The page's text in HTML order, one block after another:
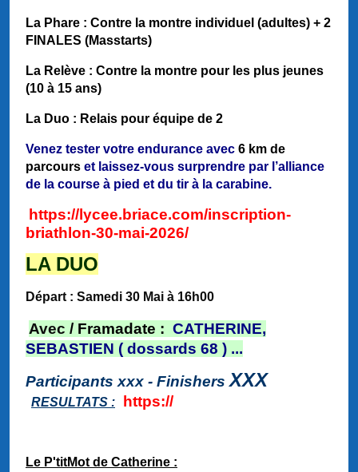
La Phare : Contre la montre individuel (adultes) + 2
FINALES (Masstarts)
La Relève : Contre la montre pour les plus jeunes
(10 à 15 ans)
La Duo : Relais pour équipe de 2
Venez tester votre endurance avec 6 km de
parcours et laissez-vous surprendre par l’alliance
de la course à pied et du tir à la carabine.
https://lycee.briace.com/inscription-
briathlon-30-mai-2026/
LA DUO
Départ : Samedi 30 Mai à 16h00
Avec / Framadate : CATHERINE,
SEBASTIEN ( dossards 68 ) ...
Participants xxx - Finishers XXX
RESULTATS : https://
Le P'titMot de Catherine :